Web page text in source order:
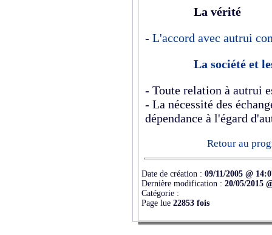
La vérité
- L'accord avec autrui
La société et
- Toute relation à autrui
- La nécessité des
dépendance à l'égard
Retour au
Date de création : 09/11/2005 @
Dernière modification : 20/05/2015
Catégorie :
Page lue 22853 fois